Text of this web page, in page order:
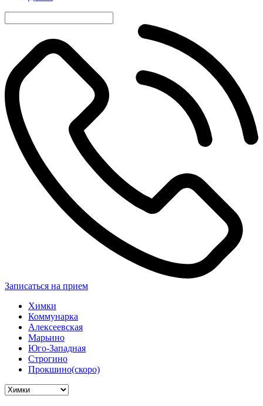
Записаться на прием
Химки
Коммунарка
Алексеевская
Марьино
Юго-Западная
Строгино
Прокшино(скоро)